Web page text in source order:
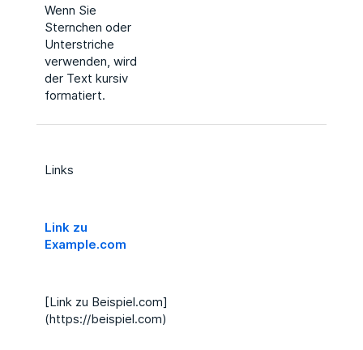
Wenn Sie
Sternchen oder
Unterstriche
verwenden, wird
der Text kursiv
formatiert.
Links
Link zu
Example.com
[Link zu Beispiel.com]
(https://beispiel.com)